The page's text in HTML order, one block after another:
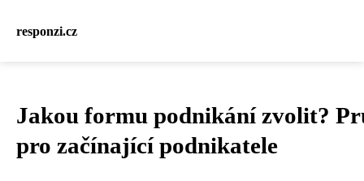
responzi.cz
Jakou formu podnikání zvolit?
pro začínající podnikatele